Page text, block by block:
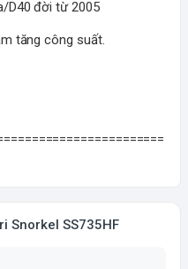
D40 đời từ 2005
tăng công suất.
Snorkel SS735HF